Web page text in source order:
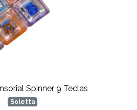
Spinner 9 Teclas
Soletta